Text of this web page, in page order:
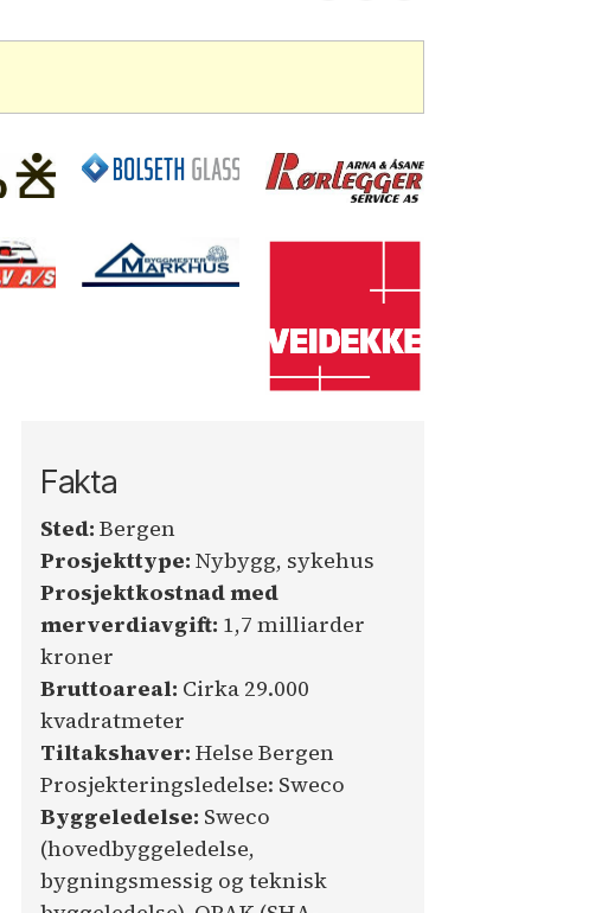
Fakta
Sted: Bergen
Prosjekttype: Nybygg, sykehus
Prosjektkostnad med
merverdiavgift: 1,7 milliarder
kroner
Bruttoareal: Cirka 29.000
kvadratmeter
Tiltakshaver: Helse Bergen
Prosjekteringsledelse: Sweco
Byggeledelse: Sweco
(hovedbyggeledelse,
bygningsmessig og teknisk